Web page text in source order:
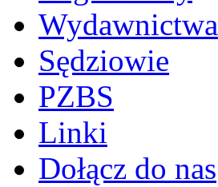
Wydawnictwa
Sędziowie
PZBS
Linki
Dołącz do nas